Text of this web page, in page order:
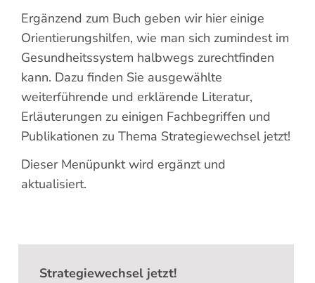
Ergänzend zum Buch geben wir hier einige
Orientierungshilfen, wie man sich zumindest im
Gesundheitssystem halbwegs zurechtfinden
kann. Dazu finden Sie ausgewählte
weiterführende und erklärende Literatur,
Erläuterungen zu einigen Fachbegriffen und
Publikationen zu Thema Strategiewechsel jetzt!
Dieser Menüpunkt wird ergänzt und
aktualisiert.
Strategiewechsel jetzt!